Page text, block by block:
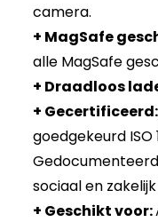
camera.
+ MagSafe
alle MagSafe
+ Draadloos
+
goedgekeurd
sociaal en
+ Geschikt voor: